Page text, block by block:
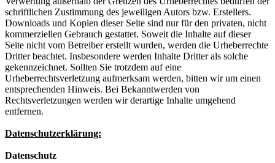
schriftlichen Zustimmung des jeweiligen Autors bzw. Erstellers.
Downloads und Kopien dieser Seite sind nur für den privaten, nicht
kommerziellen Gebrauch gestattet. Soweit die Inhalte auf dieser
Seite nicht vom Betreiber erstellt wurden, werden die Urheberrechte
Dritter beachtet. Insbesondere werden Inhalte Dritter als solche
gekennzeichnet. Sollten Sie trotzdem auf eine
Urheberrechtsverletzung aufmerksam werden, bitten wir um einen
entsprechenden Hinweis. Bei Bekanntwerden von
Rechtsverletzungen werden wir derartige Inhalte umgehend
entfernen.
Datenschutzerklärung:
Datenschutz